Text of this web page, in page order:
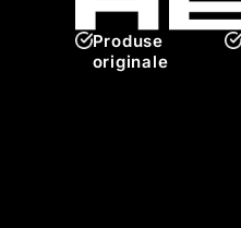
Produse
originale